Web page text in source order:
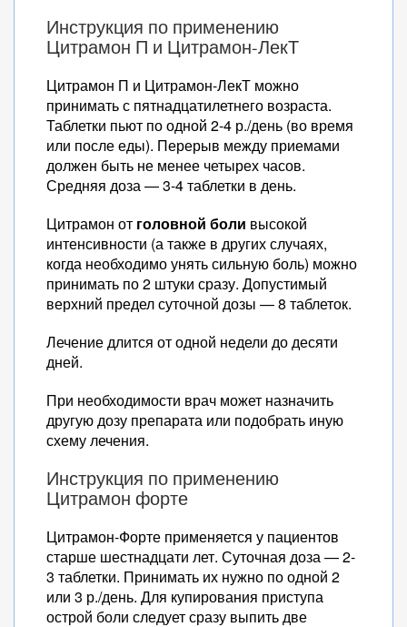
Инструкция по применению
Цитрамон П и Цитрамон-ЛекТ
Цитрамон П и Цитрамон-ЛекТ можно
принимать с пятнадцатилетнего возраста.
Таблетки пьют по одной 2-4 р./день (во время
или после еды). Перерыв между приемами
должен быть не менее четырех часов.
Средняя доза — 3-4 таблетки в день.
Цитрамон от головной боли высокой
интенсивности (а также в других случаях,
когда необходимо унять сильную боль) можно
принимать по 2 штуки сразу. Допустимый
верхний предел суточной дозы — 8 таблеток.
Лечение длится от одной недели до десяти
дней.
При необходимости врач может назначить
другую дозу препарата или подобрать иную
схему лечения.
Инструкция по применению
Цитрамон форте
Цитрамон-Форте применяется у пациентов
старше шестнадцати лет. Суточная доза — 2-
3 таблетки. Принимать их нужно по одной 2
или 3 р./день. Для купирования приступа
острой боли следует сразу выпить две